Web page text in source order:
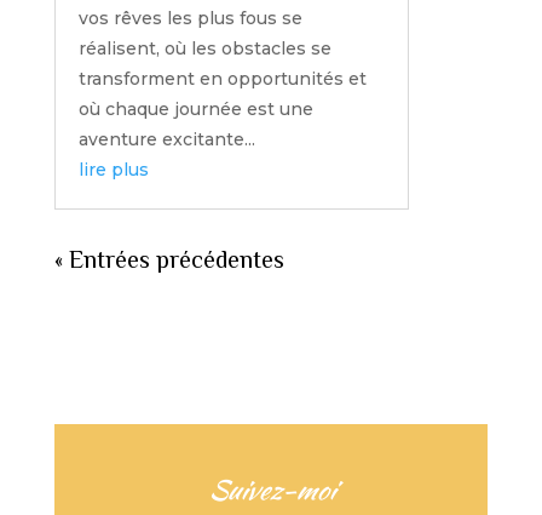
vos rêves les plus fous se
réalisent, où les obstacles se
transforment en opportunités et
où chaque journée est une
aventure excitante...
lire plus
« Entrées précédentes
Suivez-moi